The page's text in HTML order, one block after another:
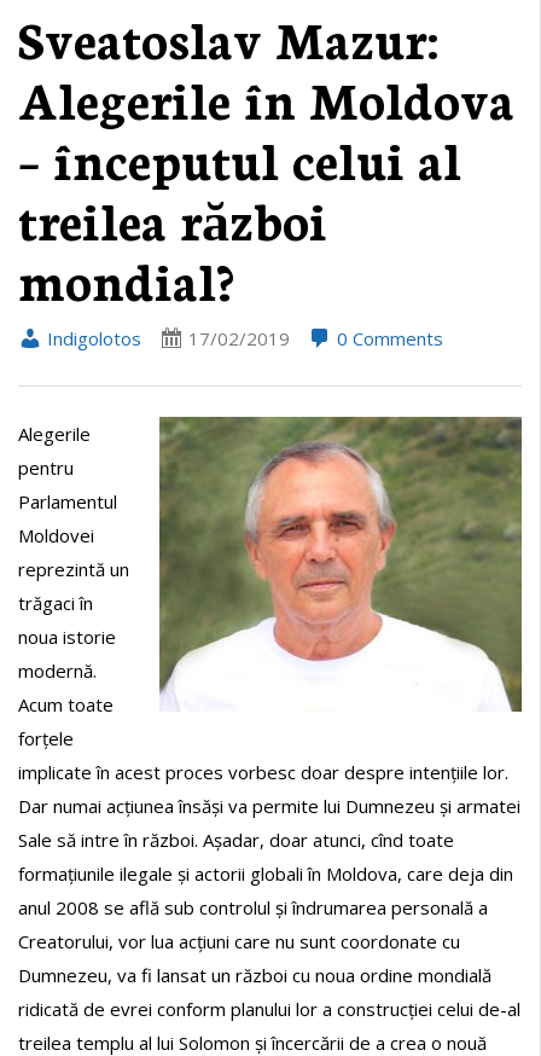
Sveatoslav Mazur:
Alegerile în Moldova
– începutul celui al
treilea război
mondial?
Indigolotos 17/02/2019 0 Comments
Alegerile
pentru
Parlamentul
Moldovei
reprezintă un
trăgaci în
noua istorie
modernă.
Acum toate
forțele
implicate în acest proces vorbesc doar despre intențiile lor.
Dar numai acțiunea însăși va permite lui Dumnezeu și armatei
Sale să intre în război. Așadar, doar atunci, cînd toate
formațiunile ilegale și actorii globali în Moldova, care deja din
anul 2008 se află sub controlul și îndrumarea personală a
Creatorului, vor lua acțiuni care nu sunt coordonate cu
Dumnezeu, va fi lansat un război cu noua ordine mondială
ridicată de evrei conform planului lor a construcției celui de-al
treilea templu al lui Solomon și încercării de a crea o nouă